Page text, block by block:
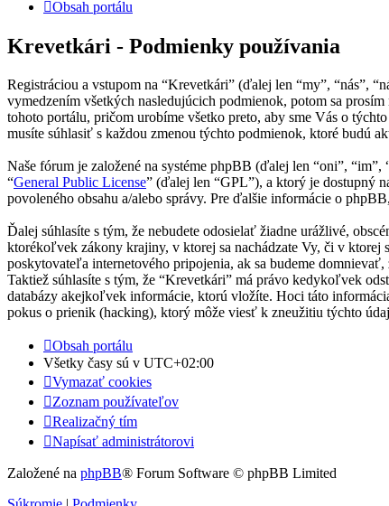
Obsah portálu
Krevetkári - Podmienky používania
Registráciou a vstupom na “Krevetkári” (ďalej len “my”, “nás”,
vymedzením všetkých nasledujúcich podmienok, potom sa
tohoto portálu, pričom urobíme všetko preto, aby sme Vás o
musíte súhlasiť s každou zmenou týchto podmienok, ktoré budú
Naše fórum je založené na systéme phpBB (ďalej len “oni”,
“General Public License” (ďalej len “GPL”), a ktorý je dostupný
povoleného obsahu a/alebo správy. Pre ďalšie informácie o
Ďalej súhlasíte s tým, že nebudete odosielať žiadne urážlivé,
ktorékoľvek zákony krajiny, v ktorej sa nachádzate Vy, či v ktorej
poskytovateľa internetového pripojenia, ak sa budeme
Taktiež súhlasíte s tým, že “Krevetkári” má právo kedykoľvek
databázy akejkoľvek informácie, ktorú vložíte. Hoci táto
pokus o prienik (hacking), ktorý môže viesť k zneužitiu týchto
Obsah portálu
Všetky časy sú v UTC+02:00
Vymazať cookies
Zoznam používateľov
Realizačný tím
Napísať administrátorovi
Založené na phpBB® Forum Software © phpBB Limited